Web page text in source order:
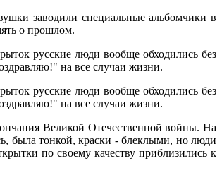
заводили специальные альбомчики в
о прошлом.
русские люди вообще обходились без
на все случаи жизни.
русские люди вообще обходились без
на все случаи жизни.
Великой Отечественной войны. На
была тонкой, краски - блеклыми, но люди
по своему качеству приблизились к